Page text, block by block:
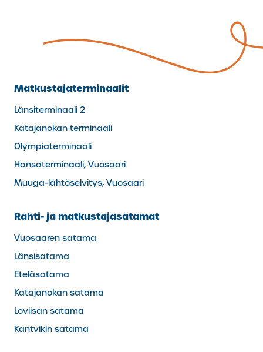
Matkustajaterminaalit
Länsiterminaali 2
Katajanokan terminaali
Olympiaterminaali
Hansaterminaali, Vuosaari
Muuga-lähtöselvitys, Vuosaari
Rahti- ja matkustajasatamat
Vuosaaren satama
Länsisatama
Eteläsatama
Katajanokan satama
Loviisan satama
Kantvikin satama